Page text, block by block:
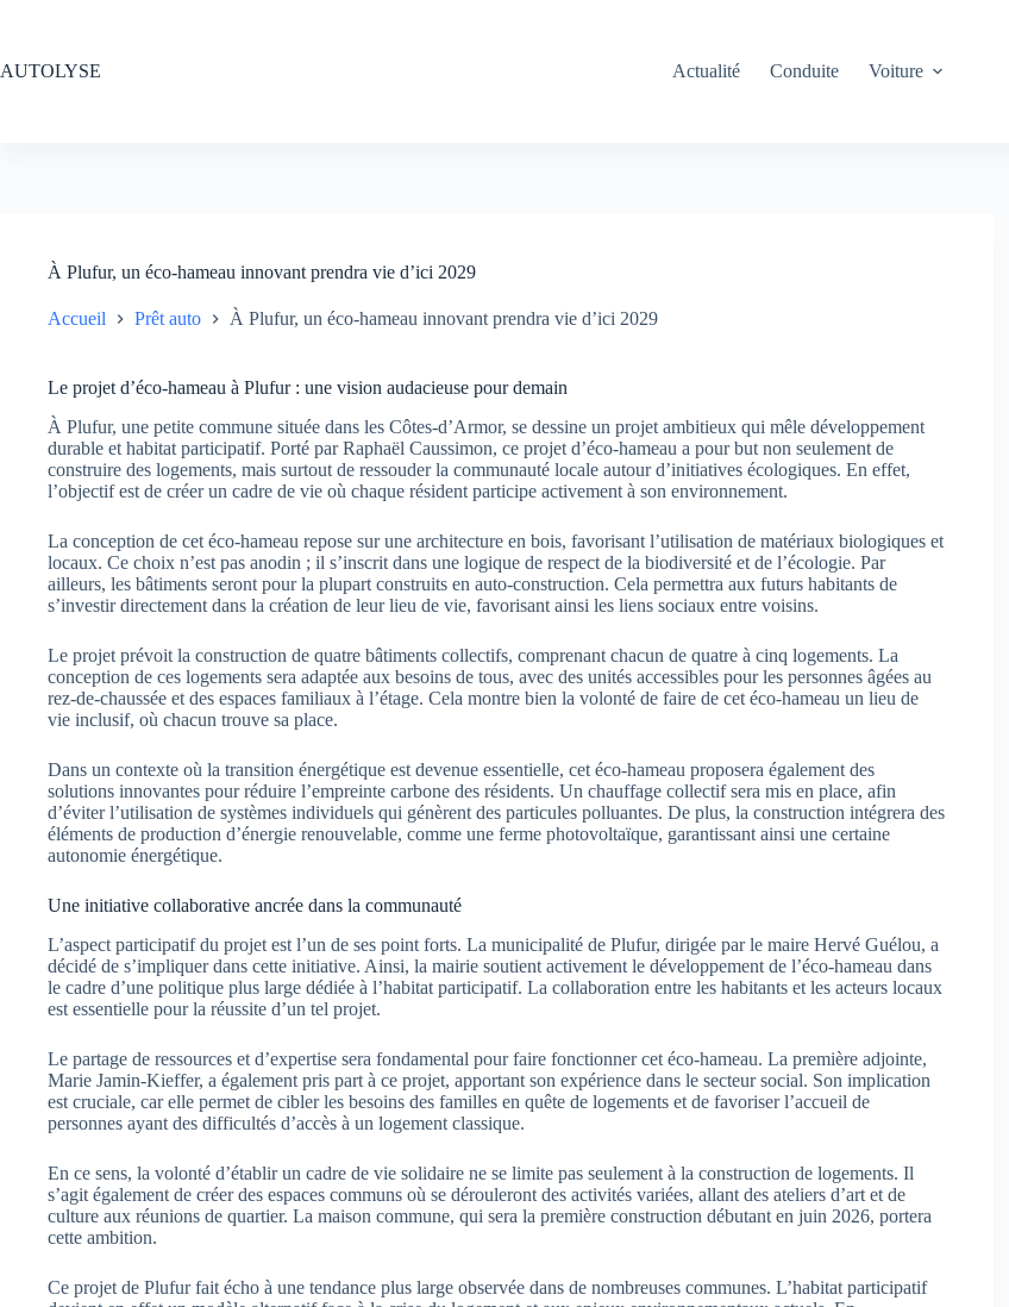
AUTOLYSE
Actualité Conduite Voiture
À Plufur, un éco-hameau innovant prendra vie d’ici 2029
Accueil Prêt auto À Plufur, un éco-hameau innovant prendra vie d’ici 2029
Le projet d’éco-hameau à Plufur : une vision audacieuse pour demain
À Plufur, une petite commune située dans les Côtes-d’Armor, se dessine un projet ambitieux qui mêle développement
durable et habitat participatif. Porté par Raphaël Caussimon, ce projet d’éco-hameau a pour but non seulement de
construire des logements, mais surtout de ressouder la communauté locale autour d’initiatives écologiques. En effet,
l’objectif est de créer un cadre de vie où chaque résident participe activement à son environnement.
La conception de cet éco-hameau repose sur une architecture en bois, favorisant l’utilisation de matériaux biologiques et
locaux. Ce choix n’est pas anodin ; il s’inscrit dans une logique de respect de la biodiversité et de l’écologie. Par
ailleurs, les bâtiments seront pour la plupart construits en auto-construction. Cela permettra aux futurs habitants de
s’investir directement dans la création de leur lieu de vie, favorisant ainsi les liens sociaux entre voisins.
Le projet prévoit la construction de quatre bâtiments collectifs, comprenant chacun de quatre à cinq logements. La
conception de ces logements sera adaptée aux besoins de tous, avec des unités accessibles pour les personnes âgées au
rez-de-chaussée et des espaces familiaux à l’étage. Cela montre bien la volonté de faire de cet éco-hameau un lieu de
vie inclusif, où chacun trouve sa place.
Dans un contexte où la transition énergétique est devenue essentielle, cet éco-hameau proposera également des
solutions innovantes pour réduire l’empreinte carbone des résidents. Un chauffage collectif sera mis en place, afin
d’éviter l’utilisation de systèmes individuels qui génèrent des particules polluantes. De plus, la construction intégrera des
éléments de production d’énergie renouvelable, comme une ferme photovoltaïque, garantissant ainsi une certaine
autonomie énergétique.
Une initiative collaborative ancrée dans la communauté
L’aspect participatif du projet est l’un de ses point forts. La municipalité de Plufur, dirigée par le maire Hervé Guélou, a
décidé de s’impliquer dans cette initiative. Ainsi, la mairie soutient activement le développement de l’éco-hameau dans
le cadre d’une politique plus large dédiée à l’habitat participatif. La collaboration entre les habitants et les acteurs locaux
est essentielle pour la réussite d’un tel projet.
Le partage de ressources et d’expertise sera fondamental pour faire fonctionner cet éco-hameau. La première adjointe,
Marie Jamin-Kieffer, a également pris part à ce projet, apportant son expérience dans le secteur social. Son implication
est cruciale, car elle permet de cibler les besoins des familles en quête de logements et de favoriser l’accueil de
personnes ayant des difficultés d’accès à un logement classique.
En ce sens, la volonté d’établir un cadre de vie solidaire ne se limite pas seulement à la construction de logements. Il
s’agit également de créer des espaces communs où se dérouleront des activités variées, allant des ateliers d’art et de
culture aux réunions de quartier. La maison commune, qui sera la première construction débutant en juin 2026, portera
cette ambition.
Ce projet de Plufur fait écho à une tendance plus large observée dans de nombreuses communes. L’habitat participatif